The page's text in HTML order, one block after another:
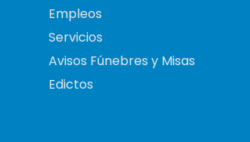
Empleos
Servicios
Avisos Fúnebres y Misas
Edictos